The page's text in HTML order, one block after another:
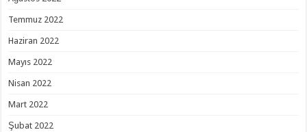
Temmuz 2022
Haziran 2022
Mayıs 2022
Nisan 2022
Mart 2022
Şubat 2022